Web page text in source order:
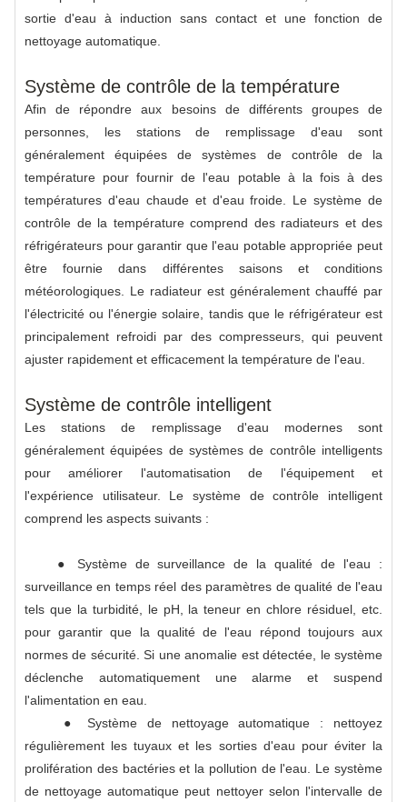
sortie d'eau à induction sans contact et une fonction de
nettoyage automatique.
Système de contrôle de la température
Afin de répondre aux besoins de différents groupes de
personnes, les stations de remplissage d'eau sont
généralement équipées de systèmes de contrôle de la
température pour fournir de l'eau potable à la fois à des
températures d'eau chaude et d'eau froide. Le système de
contrôle de la température comprend des radiateurs et des
réfrigérateurs pour garantir que l'eau potable appropriée peut
être fournie dans différentes saisons et conditions
météorologiques. Le radiateur est généralement chauffé par
l'électricité ou l'énergie solaire, tandis que le réfrigérateur est
principalement refroidi par des compresseurs, qui peuvent
ajuster rapidement et efficacement la température de l'eau.
Système de contrôle intelligent
Les stations de remplissage d'eau modernes sont
généralement équipées de systèmes de contrôle intelligents
pour améliorer l'automatisation de l'équipement et
l'expérience utilisateur. Le système de contrôle intelligent
comprend les aspects suivants :
● Système de surveillance de la qualité de l'eau :
surveillance en temps réel des paramètres de qualité de l'eau
tels que la turbidité, le pH, la teneur en chlore résiduel, etc.
pour garantir que la qualité de l'eau répond toujours aux
normes de sécurité. Si une anomalie est détectée, le système
déclenche automatiquement une alarme et suspend
l'alimentation en eau.
● Système de nettoyage automatique : nettoyez
régulièrement les tuyaux et les sorties d'eau pour éviter la
prolifération des bactéries et la pollution de l'eau. Le système
de nettoyage automatique peut nettoyer selon l'intervalle de